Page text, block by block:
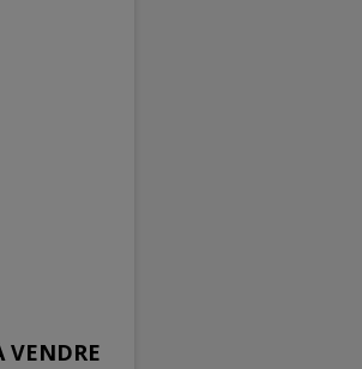
VENDRE